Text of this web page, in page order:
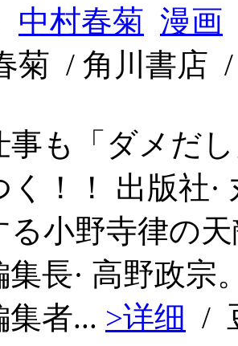
中村春菊 漫画
菊 / 角川書店
事も「ダメだ
く！！ 出版社·
る小野寺律の
集長· 高野政
集者... >详细 /